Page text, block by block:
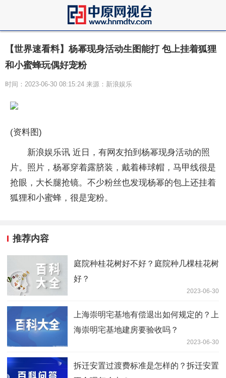
【世界速看料】杨幂现身活动生图能打 包上挂着狐狸
和小蜜蜂玩偶好宠粉
时间：2023-06-30 08:15:24 来源：新浪娱乐
(资料图)
新浪娱乐讯 近日，有网友拍到杨幂现身活动的照
片。照片，杨幂穿着露脐装，戴着棒球帽，马甲线很是
抢眼，大长腿抢镜。不少粉丝也发现杨幂的包上还挂着
狐狸和小蜜蜂，很是宠粉。
推荐内容
庭院种桂花树好不好？庭院种几棵桂花树
好？
2023-06-30
上海崇明宅基地有偿退出如何规定的？上
海崇明宅基地建房要验收吗？
2023-06-30
拆迁安置过渡费标准是怎样的？拆迁安置